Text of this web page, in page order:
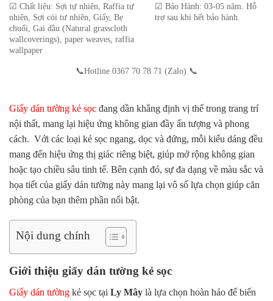
☑ Chất liệu: Sợi tự nhiên, Raffia tự
nhiên, Sợi cói tư nhiên, Giấy, Bẹ
chuối, Gai dầu (Natural grasscloth
wallcoverings), paper weaves, raffia
wallpaper
☑ Bảo Hành: 03-05 năm. Hỗ
trợ sau khi hết bảo hành.
📞Hotline 0367 70 78 71 (Zalo) 📞
Giấy dán tường kẻ sọc đang dần khẳng định vị thế trong trang trí
nội thất, mang lại hiệu ứng không gian đầy ấn tượng và phong
cách. Với các loại kẻ sọc ngang, dọc và đứng, mỗi kiểu dáng đều
mang đến hiệu ứng thị giác riêng biệt, giúp mở rộng không gian
hoặc tạo chiều sâu tinh tế. Bên cạnh đó, sự đa dạng về màu sắc và
họa tiết của giấy dán tường này mang lại vô số lựa chọn giúp căn
phòng của bạn thêm phần nổi bật.
Nội dung chính
Giới thiệu giấy dán tường kẻ sọc
Giấy dán tường kẻ sọc tại Ly Mây là lựa chọn hoàn hảo để biến